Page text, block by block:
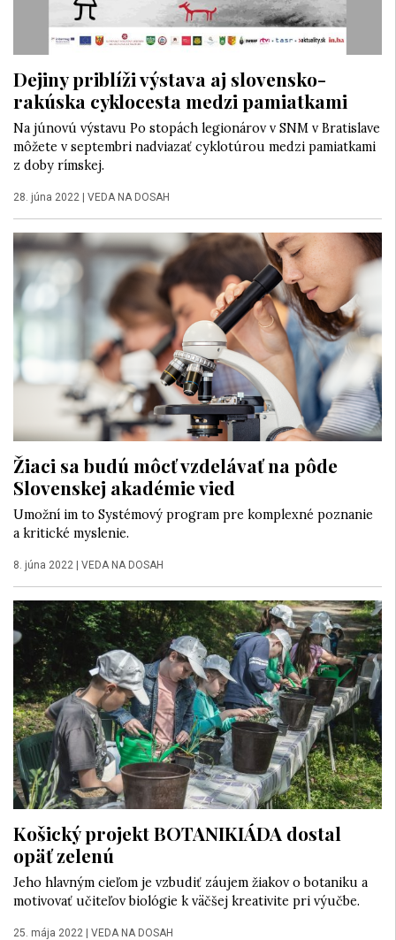
Dejiny priblíži výstava aj slovensko-
rakúska cyklocesta medzi pamiatkami
Na júnovú výstavu Po stopách legionárov v SNM v Bratislave
môžete v septembri nadviazať cyklotúrou medzi pamiatkami
z doby rímskej.
28. júna 2022 | VEDA NA DOSAH
Žiaci sa budú môcť vzdelávať na pôde
Slovenskej akadémie vied
Umožní im to Systémový program pre komplexné poznanie
a kritické myslenie.
8. júna 2022 VEDA NA DOSAH
Košický projekt BOTANIKIÁDA dostal
opäť zelenú
Jeho hlavným cieľom je vzbudiť záujem žiakov o botaniku a
motivovať učiteľov biológie k väčšej kreativite pri výučbe.
25. mája 2022 VEDA NA DOSAH